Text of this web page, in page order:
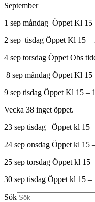
September
1 sep måndag Öppet Kl 15
2 sep tisdag Öppet Kl 15 –
4 sep torsdag Öppet Obs
8 sep måndag Öppet Kl 15
9 sep tisdag Öppet Kl 15 –
Vecka 38 inget öppet.
23 sep tisdag Öppet kl 15
24 sep onsdag Öppet kl 15
25 sep torsdag Öppet kl 15
30 sep tisdag Öppet kl 15 –
Sök